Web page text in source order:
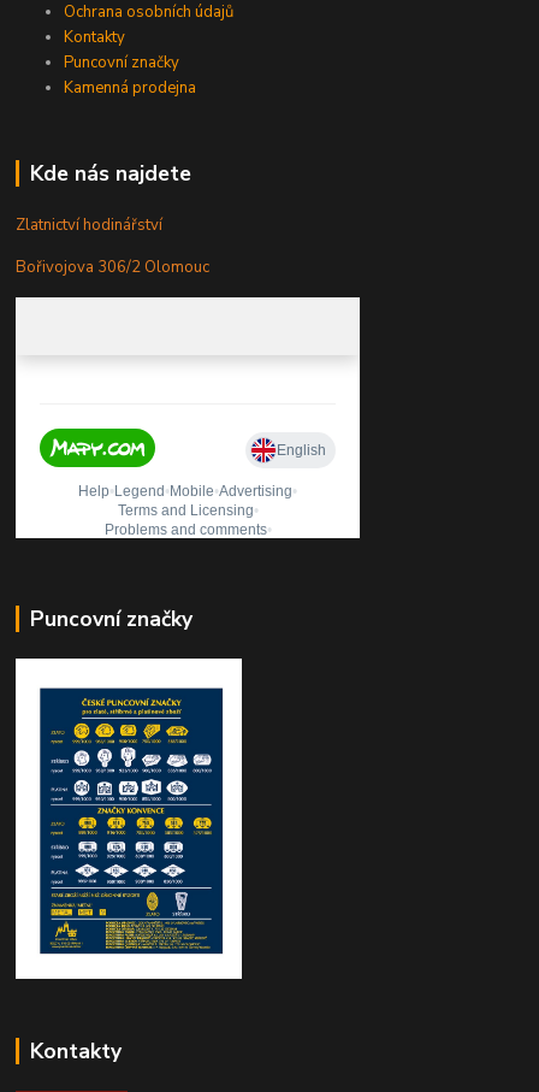
Ochrana osobních údajů
Kontakty
Puncovní značky
Kamenná prodejna
Kde nás najdete
Zlatnictví hodinářství
Bořivojova 306/2 Olomouc
Puncovní značky
Kontakty